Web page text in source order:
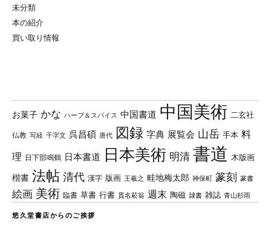
未分類
本の紹介
買い取り情報
お菓子 かな ハーブ＆スパイス 中国書道 中国美術 二玄社
仏教 写経 千字文 呉昌碩 唐代 図録 字典 展覧会 山岳 手本 料
理 日下部鳴鶴 日本書道 日本美術 明清 書道 木版画
楷書 法帖 清代 漢字 版画 王羲之 畦地梅太郎 神保町 篆刻 篆書
絵画 美術 臨書 草書 行書 貫名菘翁 週末 陶磁 隷書 雑誌 青山杉雨
悠久堂書店からのご挨拶